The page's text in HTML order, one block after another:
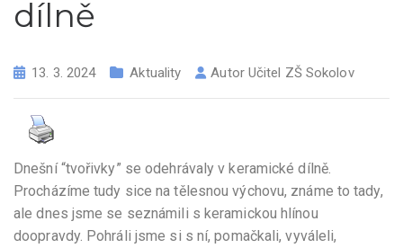
dílně
13. 3. 2024 Aktuality Autor Učitel ZŠ Sokolov
Dnešní “tvořivky” se odehrávaly v keramické dílně.
Procházíme tudy sice na tělesnou výchovu, známe to tady,
ale dnes jsme se seznámili s keramickou hlínou
doopravdy. Pohráli jsme si s ní, pomačkali, vyváleli,